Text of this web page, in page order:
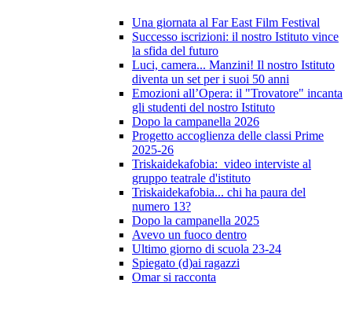
Una giornata al Far East Film Festival
Successo iscrizioni: il nostro Istituto vince
la sfida del futuro
Luci, camera... Manzini! Il nostro Istituto
diventa un set per i suoi 50 anni
Emozioni all’Opera: il "Trovatore" incanta
gli studenti del nostro Istituto
Dopo la campanella 2026
Progetto accoglienza delle classi Prime
2025-26
Triskaidekafobia: video interviste al
gruppo teatrale d'istituto
Triskaidekafobia... chi ha paura del
numero 13?
Dopo la campanella 2025
Avevo un fuoco dentro
Ultimo giorno di scuola 23-24
Spiegato (d)ai ragazzi
Omar si racconta